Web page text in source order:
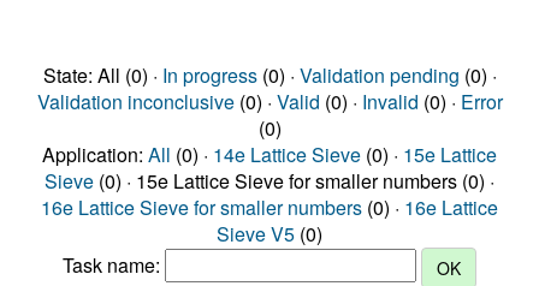
State: All (0) · In progress(0) · Validation pending (0) ·
Validation inconclusive(0) · Valid (0) · Invalid (0) · Error
(0)
Application: All (0) · 14e Lattice Sieve (0) · 15e Lattice
Sieve (0) · 15e Lattice Sieve for smaller numbers (0) ·
16e Lattice Sieve for smaller numbers (0) · 16e Lattice
Sieve V5 (0)
Task name: